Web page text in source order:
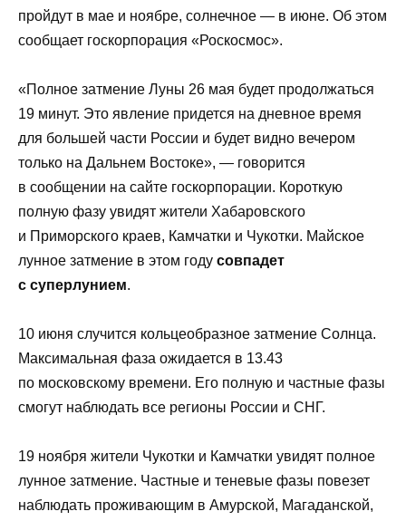
пройдут в мае и ноябре, солнечное — в июне. Об этом
сообщает госкорпорация «Роскосмос».
«Полное затмение Луны 26 мая будет продолжаться
19 минут. Это явление придется на дневное время
для большей части России и будет видно вечером
только на Дальнем Востоке», — говорится
в сообщении на сайте госкорпорации. Короткую
полную фазу увидят жители Хабаровского
и Приморского краев, Камчатки и Чукотки. Майское
лунное затмение в этом году совпадет
с суперлунием.
10 июня случится кольцеобразное затмение Солнца.
Максимальная фаза ожидается в 13.43
по московскому времени. Его полную и частные фазы
смогут наблюдать все регионы России и СНГ.
19 ноября жители Чукотки и Камчатки увидят полное
лунное затмение. Частные и теневые фазы повезет
наблюдать проживающим в Амурской, Магаданской,